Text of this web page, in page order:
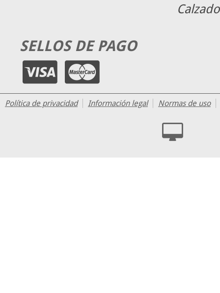
SELLOS DE PAGO
Política de privacidad Información legal Normas de uso